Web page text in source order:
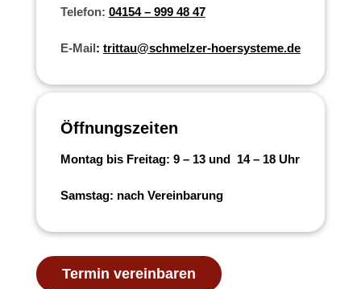
Telefon: 04154 – 999 48 47
E-Mail: trittau@schmelzer-hoersysteme.de
Öffnungszeiten
Montag bis Freitag: 9 – 13 und 14 – 18 Uhr
Samstag: nach Vereinbarung
Termin vereinbaren